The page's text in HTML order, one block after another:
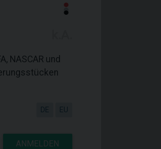
NASCAR und
DE EU
ANMELDEN